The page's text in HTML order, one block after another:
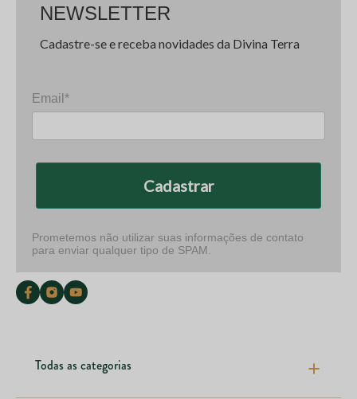
NEWSLETTER
Cadastre-se e receba novidades da Divina Terra
Email*
Cadastrar
Prometemos não utilizar suas informações de contato
para enviar qualquer tipo de SPAM.
Todas as categorias